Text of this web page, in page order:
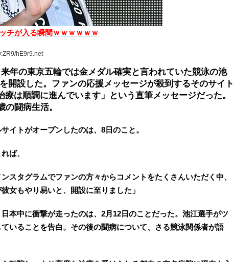
チが入る瞬間ｗｗｗｗｗｗ
hE9r9.net
年の東京五輪では金メダル確実と言われていた競泳の池
開設した。ファンの応援メッセージが殺到するそのサイト
療は順調に進んでいます」という直筆メッセージだった。
の闘病生活。
イトがオープンしたのは、8日のこと。
ば、
スタグラムでファンの方々からコメントをたくさんいただく中、
女もやり易いと、開設に至りました」
本中に衝撃が走ったのは、2月12日のことだった。池江選手がツ
いることを告白。その後の闘病について、さる競泳関係者が語